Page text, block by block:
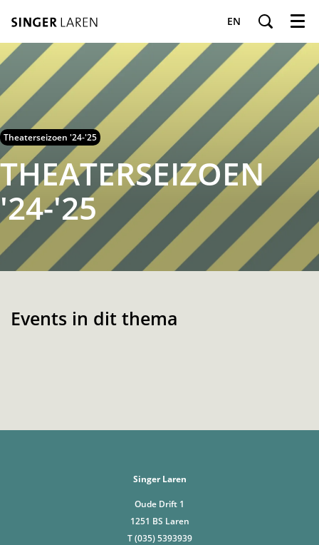
EN Menu
Theaterseizoen '24-'25
THEATERSEIZOEN
'24-'25
Events in dit thema
Singer Laren
Oude Drift 1
1251 BS Laren
T (035) 5393939